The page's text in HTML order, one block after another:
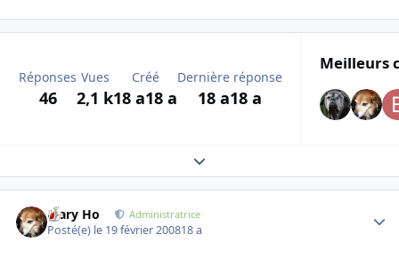
Réponses
46
Vues
2,1 k
Créé
18 a18 a
Dernière réponse
18 a18 a
Meilleurs
Expand topic overview
Mary Ho Administratrice
Posté(e) le 19 février 200818 a